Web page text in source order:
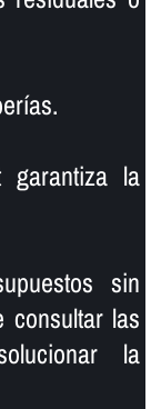
garantiza la
sin
consultar las
la